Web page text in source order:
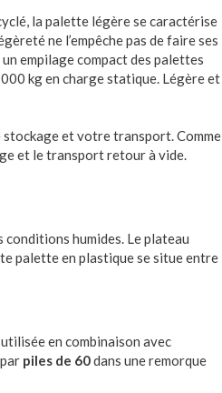
la palette légère se caractérise
ne l’empêche pas de faire ses
empilage compact des palettes
kg en charge statique. Légère et
stockage et votre transport. Comme
et le transport retour à vide.
humides. Le plateau
palette en plastique se situe entre
en combinaison avec
piles de 60dans une remorque